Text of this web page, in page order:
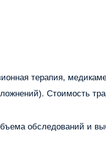
терапия,
Стоимость
обследований и